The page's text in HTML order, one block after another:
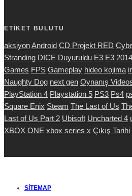
ETİKET BULUTU
aksiyonAndroid CD Projekt RED
Stranding DICE Duyuruldu E3 E3 2014
Games FPS Gameplay hideo kojima
Naughty Dog next gen Oynanış
PlayStation 4 Playstation 5 PS3 Ps4
Square Enix Steam The Last of Us
Last of Us Part 2 Ubisoft Uncharted 4
XBOX ONE xbox series x Çıkış Tarihi
SITEMAP